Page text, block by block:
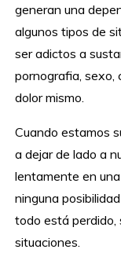
generan una
algunos tipos de
ser adictos a
pornografia, sexo,
dolor mismo.
Cuando estamos
a dejar de lado a
lentamente en
ninguna
todo está
situaciones.